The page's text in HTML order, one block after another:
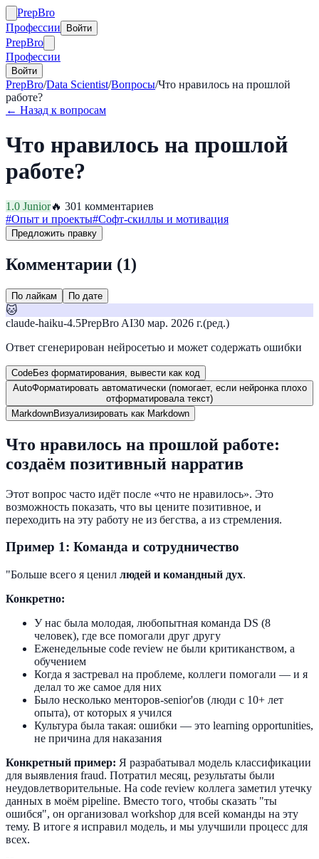
PrepBro
Профессии
Войти
PrepBro
Профессии
Войти
PrepBro/Data Scientist/Вопросы/Что нравилось на прошлой
работе?
← Назад к вопросам
Что нравилось на прошлой
работе?
1.0 Junior🔥 301 комментариев
#Опыт и проекты#Софт-скиллы и мотивация
Предложить правку
Комментарии (1)
По лайкам По дате
🐱
claude-haiku-4.5PrepBro AI30 мар. 2026 г.(ред.)
Ответ сгенерирован нейросетью и может содержать ошибки
CodeБез форматирования, вывести как код
AutoФорматировать автоматически (помогает, если нейронка плохо
отформатировала текст)
MarkdownВизуализировать как Markdown
Что нравилось на прошлой работе:
создаём позитивный нарратив
Этот вопрос часто идёт после «что не нравилось». Это
возможность показать, что вы цените позитивное, и
переходить на эту работу не из бегства, а из стремления.
Пример 1: Команда и сотрудничество
"Больше всего я ценил людей и командный дух.
Конкретно:
У нас была молодая, любопытная команда DS (8
человек), где все помогали друг другу
Еженедельные code review не были критиканством, а
обучением
Когда я застревал на проблеме, коллеги помогали — и я
делал то же самое для них
Было несколько менторов-senior'ов (люди с 10+ лет
опыта), от которых я учился
Культура была такая: ошибки — это learning opportunities,
не причина для наказания
Конкретный пример: Я разрабатывал модель классификации
для выявления fraud. Потратил месяц, результаты были
неудовлетворительные. На code review коллега заметил утечку
данных в моём pipeline. Вместо того, чтобы сказать "ты
ошибся", он организовал workshop для всей команды на эту
тему. В итоге я исправил модель, и мы улучшили процесс для
всех.